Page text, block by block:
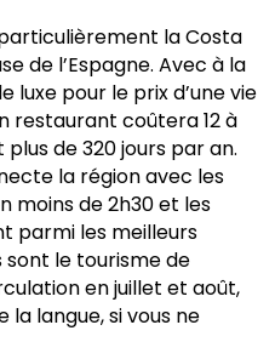
la Costa
de l’Espagne. Avec à la
luxe pour le prix d’une vie
restaurant coûtera 12 à
de 320 jours par an.
la région avec les
moins de 2h30 et les
parmi les meilleurs
sont le tourisme de
en juillet et août,
langue, si vous ne